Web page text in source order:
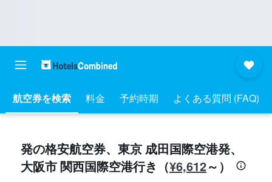
航空券を検索 料金 予約時期 よくある質問 (FAQ)
​発の格安航空券、東京 成田国際空港​発​、
大阪市 関西国際空港​行き​（¥6,612​～）